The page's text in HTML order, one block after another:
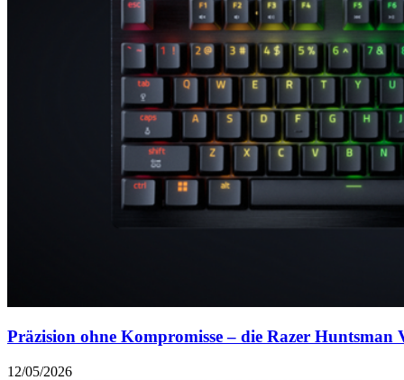
Präzision ohne Kompromisse – die Razer Huntsman
12/05/2026